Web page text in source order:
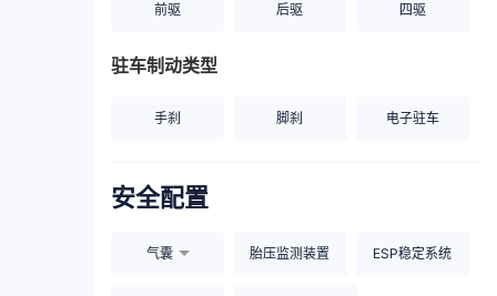
前驱 后驱 四驱
驻车制动类型
手刹 脚刹 电子驻车
安全配置
气囊 胎压监测装置 ESP稳定系统